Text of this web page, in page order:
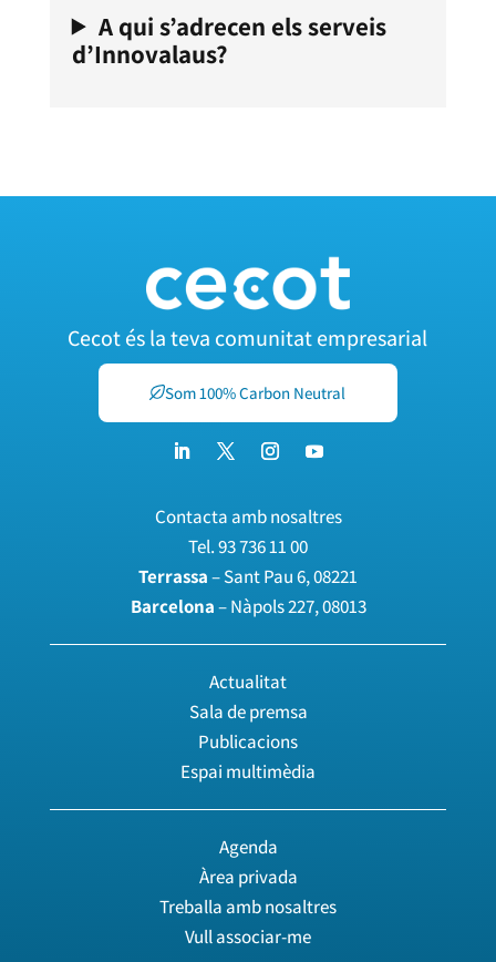
A qui s’adrecen els serveis
d’Innovalaus?
Cecot és la teva comunitat empresarial
Som 100% Carbon Neutral
Contacta amb nosaltres
Tel.93 736 11 00
Terrassa– Sant Pau 6, 08221
Barcelona– Nàpols 227, 08013
Actualitat
Sala de premsa
Publicacions
Espai multimèdia
Agenda
Àrea privada
Treballa amb nosaltres
Vull associar-me